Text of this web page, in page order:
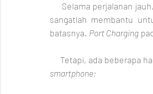
Selama perjalanan
sangatlah membantu
batasnya. Port Charging
smartphone;